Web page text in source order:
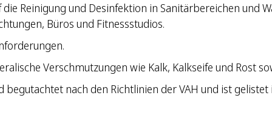
Reinigung und Desinfektion in Sanitärbereichen und
Büros und Fitnessstudios.
Verschmutzungen wie Kalk, Kalkseife und Rost
nach den Richtlinien der VAH und ist